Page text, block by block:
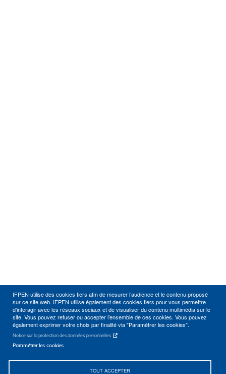
IFPEN utilise des cookies tiers afin de mesurer l’audience et le contenu proposé
sur ce site web. IFPEN utilise également des cookies tiers pour vous permettre
d’interagir avec les réseaux sociaux et de visualiser du contenu multimédia sur le
site. Vous pouvez refuser ou accepter l’ensemble de ces cookies. Vous pouvez
également exprimer votre choix par finalité via "Paramétrer les cookies".
Notice sur la protection des données personnelles
Paramétrer les cookies
TOUT ACCEPTER